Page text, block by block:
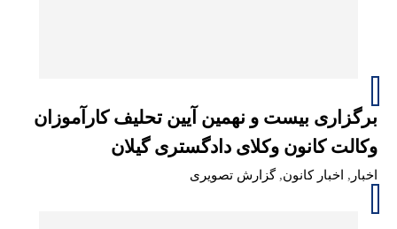
برگزاری بیست و نهمین آیین تحلیف کارآموزان
وکالت کانون وکلای دادگستری گیلان
اخبار , اخبار کانون,گزارش تصویری